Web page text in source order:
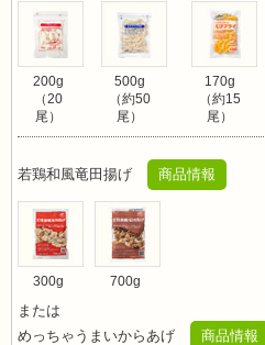
200g
（20
尾）
500g
（約50
尾）
170g
（約15
尾）
若鶏和風竜田揚げ 商品情報
300g 700g
または
めっちゃうまいからあげ
商品情報